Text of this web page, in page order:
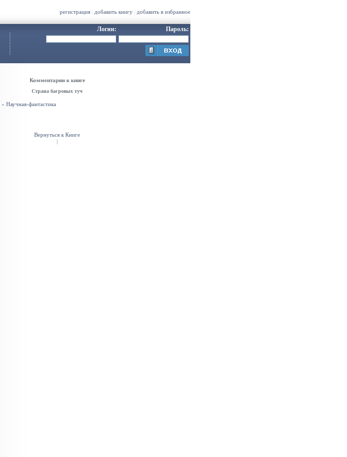
регистрация добавить книгу добавить в избранное
Логин: Пароль:
Комментарии к книге
Страна багровых туч
« Научная-фантастика
Вернуться к Книге
|